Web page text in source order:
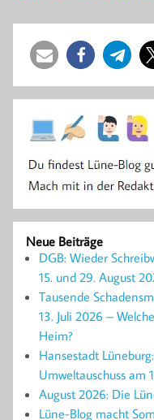
Neue Beiträge
DGB: Wieder
15. und 29. August
Tausende
13. Juli 2026 –
Heim?
Hansestadt
Umweltauschuss am
August 2026: Die
Lüne-Blog macht